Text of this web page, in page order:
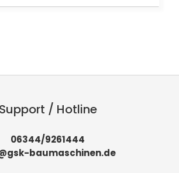
Support / Hotline
06344/9261444
baumaschinen.de